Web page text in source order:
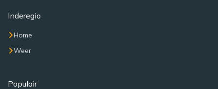
Inderegio
Home
Weer
Populair